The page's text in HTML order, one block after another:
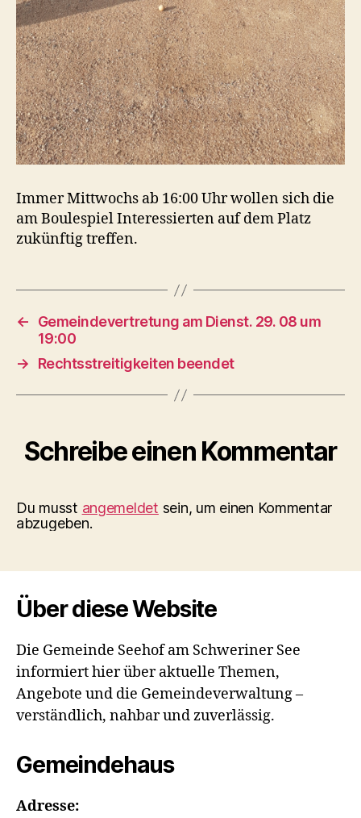
Immer Mittwochs ab 16:00 Uhr wollen sich die
am Boulespiel Interessierten auf dem Platz
zukünftig treffen.
←
Gemeindevertretung am Dienst. 29. 08 um
19:00
→
Rechtsstreitigkeiten beendet
Schreibe einen Kommentar
Du musst angemeldet sein, um einen Kommentar
abzugeben.
Über diese Website
Die Gemeinde Seehof am Schweriner See
informiert hier über aktuelle Themen,
Angebote und die Gemeindeverwaltung –
verständlich, nahbar und zuverlässig.
Gemeindehaus
Adresse: